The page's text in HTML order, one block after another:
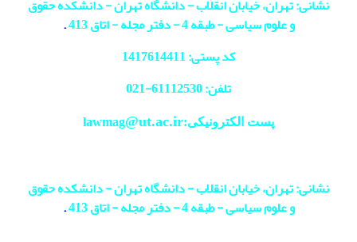
نشانی: تهران، خیابان انقلاب - دانشگاه تهران - دانشکده حقوق
و علوم سیاسی - طبقه 4 - دفتر مجله - اتاق 413
.
کد پستی: 1417614411
تلفن: 61112530-
021
پست الکترونیکی:lawmag@ut.ac.ir
نشانی: تهران، خیابان انقلاب - دانشگاه تهران - دانشکده حقوق
و علوم سیاسی - طبقه 4 - دفتر مجله - اتاق 413
.